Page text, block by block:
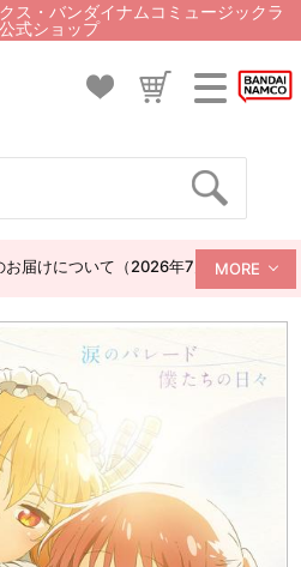
ス・バンダイナムコミュージックラ
式ショップ
届けについて（2026年7月28日現在）
MORE